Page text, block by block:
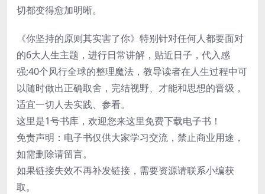
切都变得愈加明晰。
《你坚持的原则其实害了你》特别针对任何人都要面对
的6大人生主题，进行日常讲解，贴近日子，代入感
强;40个风行全球的整理魔法，教导读者在人生过程中可
以随时做出正确取舍，完结视野、才能和思想的晋级，
适宜一切人去实践、参看。
这里是1号书库，欢迎您来这里免费下载电子书！
免责声明：电子书仅供大家学习交流，禁止商业用途，
如需删除请留言。
如果链接失效不再补发链接，需要资源请联系小编获
取。